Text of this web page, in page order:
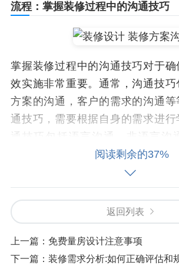
流程：掌握装修过程中的沟通技巧
掌握装修过程中的沟通技巧对于
效实施非常重要。通常，沟通技
方案的沟通，客户的需求的沟通
通技巧，需要根据自身的需求进
等。无论是语言沟通还是非语言沟
的使用都能有效避免设计方案的误
计方案的有效实施。
注意：预算控制
预算控制对于确保设计方案的有效
通常，预算控制包括客户的预算、
阅读剩余的37%
返回列表
上一篇： 免费量房设计注意事项
下一篇： 装修需求分析:如何正确评估和